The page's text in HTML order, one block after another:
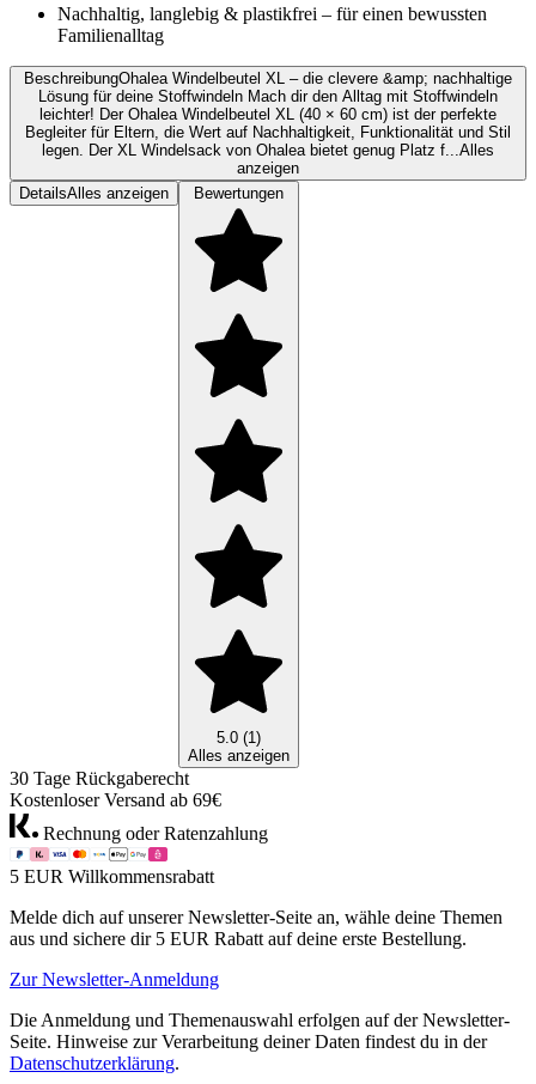
Nachhaltig, langlebig & plastikfrei – für einen bewussten
Familienalltag
BeschreibungOhalea Windelbeutel XL – die clevere &amp; nachhaltige
Lösung für deine Stoffwindeln Mach dir den Alltag mit Stoffwindeln
leichter! Der Ohalea Windelbeutel XL (40 × 60 cm) ist der perfekte
Begleiter für Eltern, die Wert auf Nachhaltigkeit, Funktionalität und Stil
legen. Der XL Windelsack von Ohalea bietet genug Platz f... Alles
anzeigen
DetailsAlles anzeigen Bewertungen
5.0 (1)
Alles anzeigen
30 Tage Rückgaberecht
Kostenloser Versand ab 69€
Rechnung oder Ratenzahlung
5 EUR Willkommensrabatt
Melde dich auf unserer Newsletter-Seite an, wähle deine Themen
aus und sichere dir 5 EUR Rabatt auf deine erste Bestellung.
Zur Newsletter-Anmeldung
Die Anmeldung und Themenauswahl erfolgen auf der Newsletter-
Seite. Hinweise zur Verarbeitung deiner Daten findest du in der
Datenschutzerklärung.